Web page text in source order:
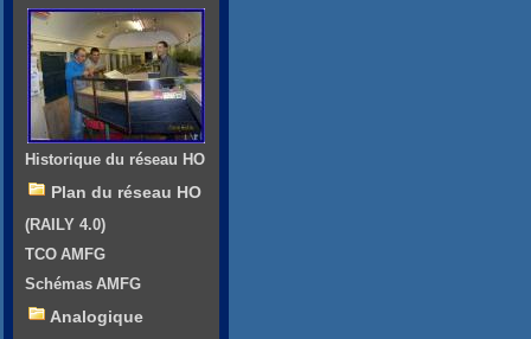
Historique du réseau HO
Plan du réseau HO
(RAILY 4.0)
TCO AMFG
Schémas AMFG
Analogique